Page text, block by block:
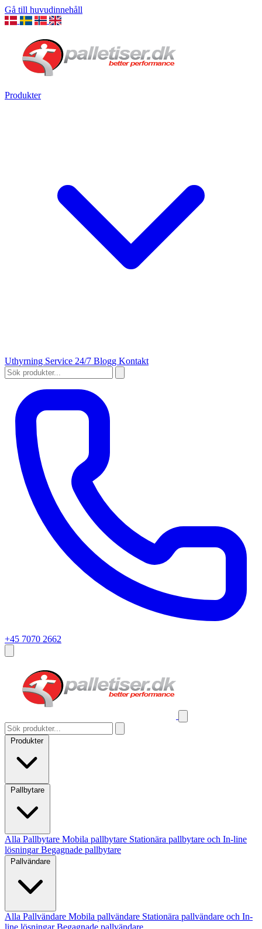
Gå till huvudinnehåll
Produkter
Uthyrning Service 24/7 Blogg Kontakt
+45 7070 2662
Produkter
Pallbytare
Alla Pallbytare Mobila pallbytare Stationära pallbytare och In-line
lösningarBegagnade pallbytare
Pallvändare
Alla Pallvändare Mobila pallvändare Stationära pallvändare och In-
line lösningarBegagnade pallvändare